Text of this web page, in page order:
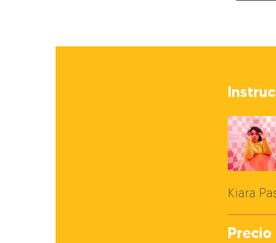
Kiara
Precio